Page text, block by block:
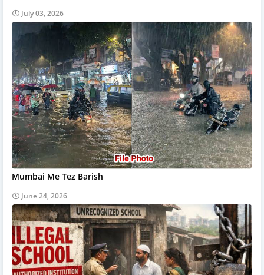
July 03, 2026
Mumbai Me Tez Barish
June 24, 2026